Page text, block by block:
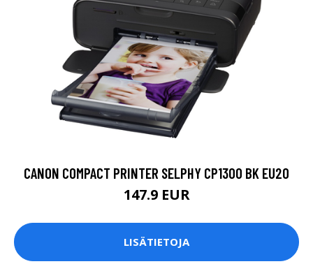
CANON COMPACT PRINTER SELPHY CP1300 BK EU20
147.9 EUR
LISÄTIETOJA